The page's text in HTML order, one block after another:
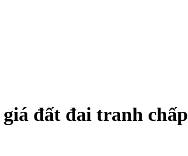
đất đai tranh chấp